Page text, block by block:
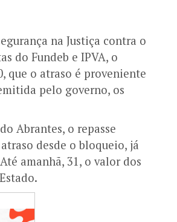
na Justiça contra o
do Fundeb e IPVA, o
que o atraso é proveniente
pelo governo, os
Abrantes, o repasse
desde o bloqueio, já
amanhã, 31, o valor dos